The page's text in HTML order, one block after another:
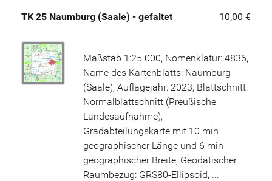
TK 25 Naumburg (Saale) - gefaltet 10,00 €
Maßstab 1:25 000, Nomenklatur: 4836,
Name des Kartenblatts: Naumburg
(Saale), Auflagejahr: 2023, Blattschnitt:
Normalblattschnitt (Preußische
Landesaufnahme),
Gradabteilungskarte mit 10 min
geographischer Länge und 6 min
geographischer Breite, Geodätischer
Raumbezug: GRS80-Ellipsoid, ...